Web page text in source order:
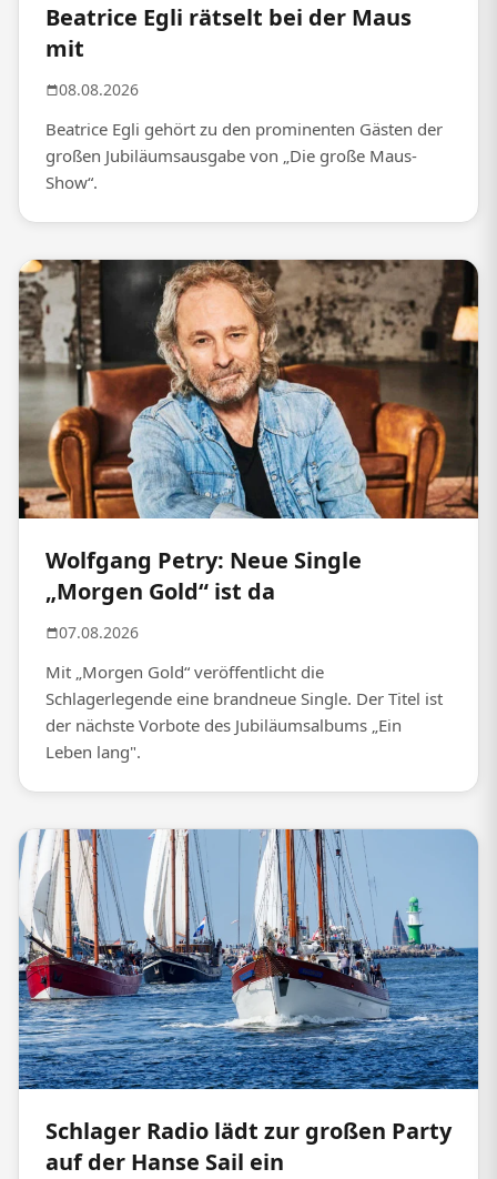
Beatrice Egli rätselt bei der Maus
mit
08.08.2026
Beatrice Egli gehört zu den prominenten Gästen der
großen Jubiläumsausgabe von „Die große Maus-
Show“.
Wolfgang Petry: Neue Single
„Morgen Gold“ ist da
07.08.2026
Mit „Morgen Gold“ veröffentlicht die
Schlagerlegende eine brandneue Single. Der Titel ist
der nächste Vorbote des Jubiläumsalbums „Ein
Leben lang".
Schlager Radio lädt zur großen Party
auf der Hanse Sail ein